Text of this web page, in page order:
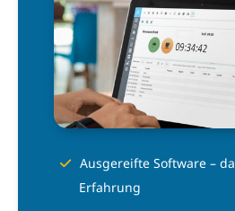
Ausgereifte Software –
Erfahrung